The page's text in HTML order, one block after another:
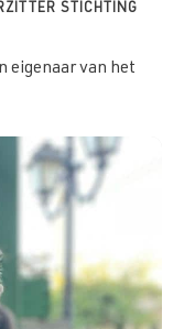
STICHTING
eigenaar van het